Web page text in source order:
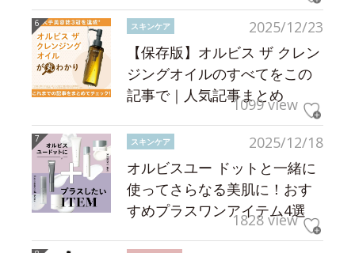
2025/12/23
スキンケア
【保存版】オルビス ザ クレン
ジングオイルのすべてをこの
記事で｜人気記事まとめ
1099 view
2025/12/18
スキンケア
オルビスユー ドットと一緒に
使ってさらなる美肌に！おす
すめプラスワンアイテム4選
1828 view